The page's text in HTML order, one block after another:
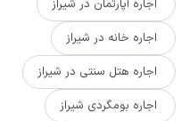
اجاره آپارتمان در شیراز
اجاره خانه در شیراز
اجاره هتل سنتی در شیراز
اجاره بومگردی شیراز